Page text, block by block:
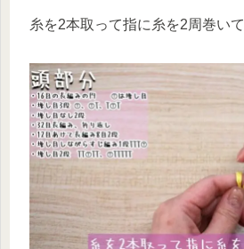
糸を2本取って指に糸を2周巻いて